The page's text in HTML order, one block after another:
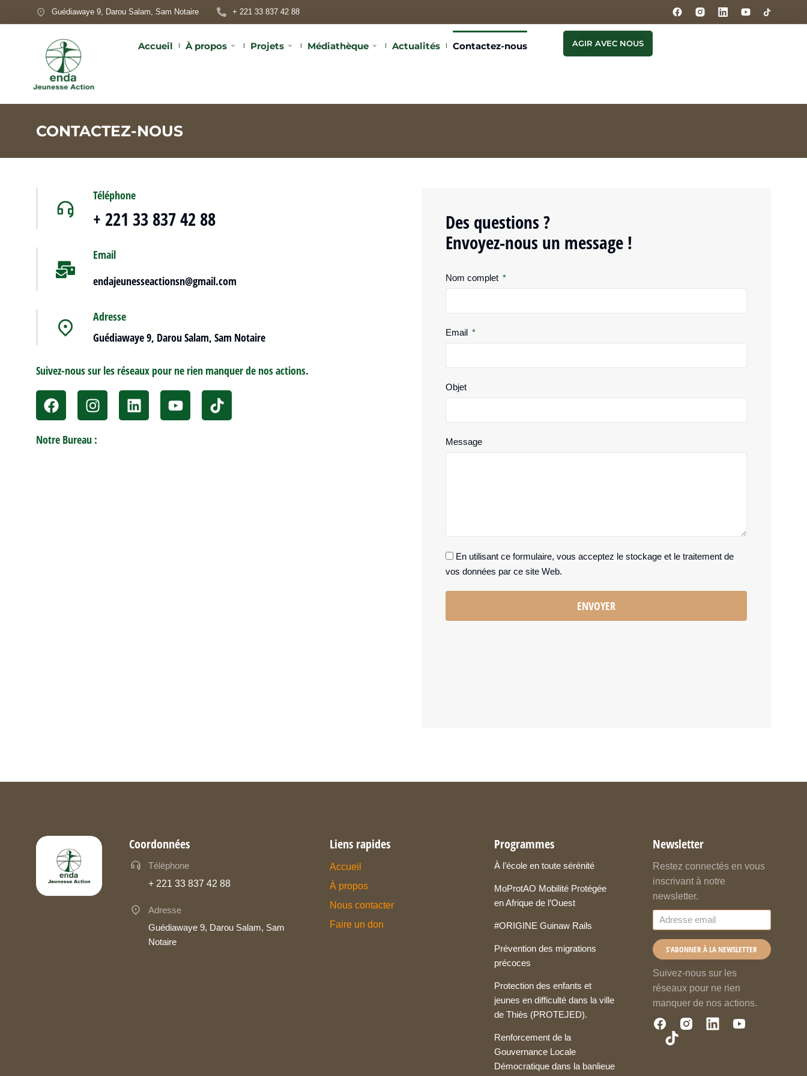
Guédiawaye 9, Darou Salam, Sam Notaire + 221 33 837 42 88
Accueil À propos Projets Médiathèque Actualités Contactez-nous AGIR AVEC NOUS
CONTACTEZ-NOUS
Téléphone
+ 221 33 837 42 88
Email
endajeunesseactionsn@gmail.com
Adresse
Guédiawaye 9, Darou Salam, Sam Notaire
Suivez-nous sur les réseaux pour ne rien manquer de nos actions.
Notre Bureau :
Des questions ?
Envoyez-nous un message !
Nom complet
Email
Objet
Message
En utilisant ce formulaire, vous acceptez le stockage et le traitement de
vos données par ce site Web.
ENVOYER
Coordonnées
Téléphone
+ 221 33 837 42 88
Adresse
Guédiawaye 9, Darou Salam, Sam
Notaire
Liens rapides
Accueil
À propos
Nous contacter
Faire un don
Programmes
À l’école en toute sérénité
MoProtAO Mobilité Protégée
en Afrique de l’Ouest
#ORIGINE Guinaw Rails
Prévention des migrations
précoces
Protection des enfants et
jeunes en difficulté dans la ville
de Thiès (PROTEJED).
Renforcement de la
Gouvernance Locale
Démocratique dans la banlieue
Newsletter
Restez connectés en vous
inscrivant à notre
newsletter.
S'ABONNER À LA NEWSLETTER
Suivez-nous sur les
réseaux pour ne rien
manquer de nos actions.